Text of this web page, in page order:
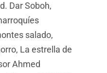
Dar Soboh,
salado,
La estrella de
Ahmed